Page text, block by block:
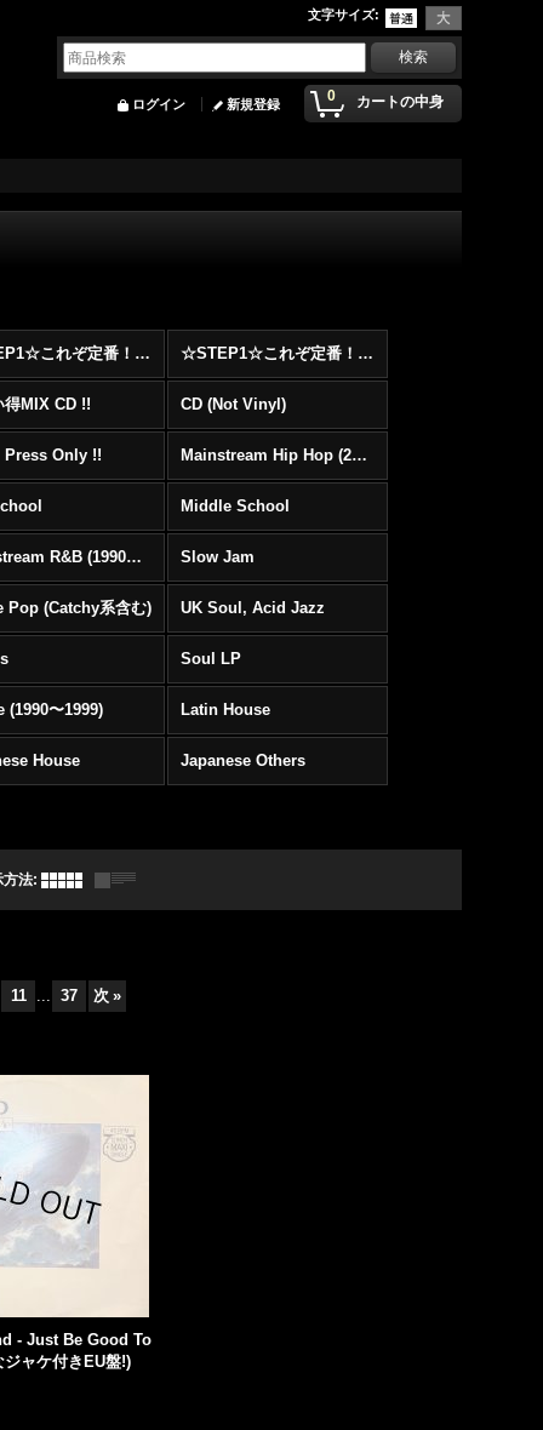
文字サイズ:
0 カートの中身
ログイン 新規登録
☆STEP1☆これぞ定番！！まずはここから！2000年代Hip HopフロアヒットBest 100 !!! ☆STEP1☆これぞ定番！！まずはここから！2000年代R&BフロアヒットBest 100 !!!
得MIX CD !! CD (Not Vinyl)
Press Only !! Mainstream Hip Hop (2000〜)
Middle School
Mainstream R&B (1990〜1999) Slow Jam
Pop (Catchy系含む) UK Soul, Acid Jazz
Soul LP
(1990〜1999) Latin House
House Japanese Others
方法:
11 ... 37 次 »
- Just Be Good To
ャケ付きEU盤!)